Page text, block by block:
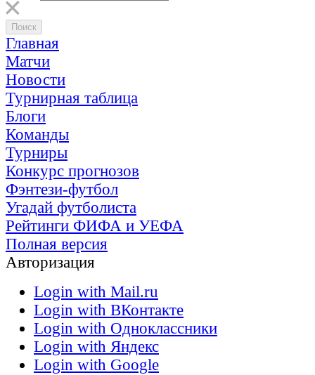
Главная
Матчи
Новости
Турнирная таблица
Блоги
Команды
Турниры
Конкурс прогнозов
Фэнтези-футбол
Угадай футболиста
Рейтинги ФИФА и УЕФА
Полная версия
Авторизация
Login with Mail.ru
Login with ВКонтакте
Login with Одноклассники
Login with Яндекс
Login with Google